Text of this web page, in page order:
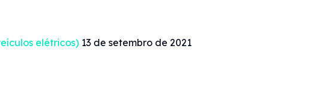
elétricos) 13 de setembro de 2021